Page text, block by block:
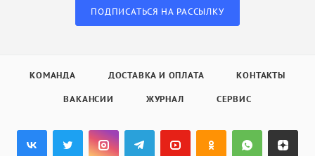
ПОДПИСАТЬСЯ НА РАССЫЛКУ
КОМАНДА ДОСТАВКА И ОПЛАТА КОНТАКТЫ
ВАКАНСИИ ЖУРНАЛ СЕРВИС